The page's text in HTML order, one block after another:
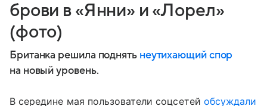
брови в «Янни» и «Лорел»
(фото)
Британка решила поднять неутихающий спор
на новый уровень.
В середине мая пользователи соцсетей обсуждали